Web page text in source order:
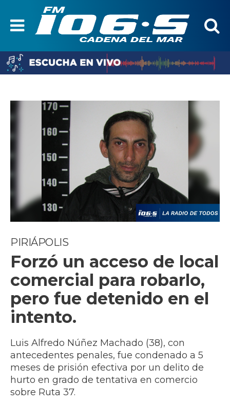
PIRIÁPOLIS
Forzó un acceso de local
comercial para robarlo,
pero fue detenido en el
intento.
Luis Alfredo Núñez Machado (38), con
antecedentes penales, fue condenado a 5
meses de prisión efectiva por un delito de
hurto en grado de tentativa en comercio
sobre Ruta 37.